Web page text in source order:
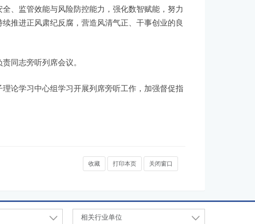
、监管效能与风险防控能力，强化数智赋能，努力
推进正风肃纪反腐，营造风清气正、干事创业的良
同志旁听列席会议。
论学习中心组学习开展列席旁听工作，加强督促指
收藏 打印本页 关闭窗口
相关行业单位